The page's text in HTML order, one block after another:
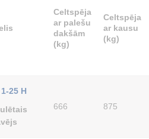
Celtspēja
ar palešu
dakšām
(kg)
Celtspēja
ar kausu
(kg)
25 H
666 875